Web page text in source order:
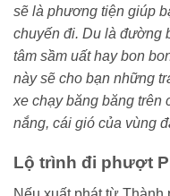
sẽ là phương tiện giúp
chuyến đi. Du là đường
tâm sầm uất hay bon
này sẽ cho bạn những
xe chạy băng băng trên
nắng, cái gió của vùng
Lộ trình đi phượt